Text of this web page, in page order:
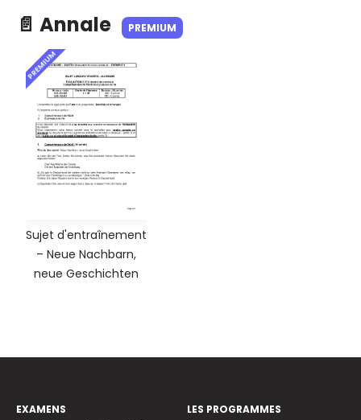
📄 Annale PREMIUM
PREMIUM
Sujet d'entraînement
– Neue Nachbarn,
neue Geschichten
EXAMENS
LES PROGRAMMES